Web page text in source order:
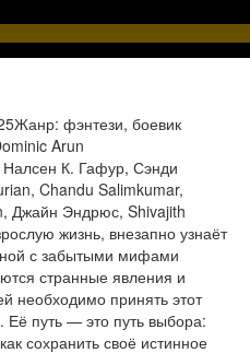
фэнтези, боевик
Arun
К. Гафур, Сэнди
Chandu Salimkumar,
Джайн Эндрюс, Shivajith
жизнь, внезапно узнаёт
с забытыми мифами
странные явления и
необходимо принять этот
Её путь — это путь выбора:
сохранить своё истинное